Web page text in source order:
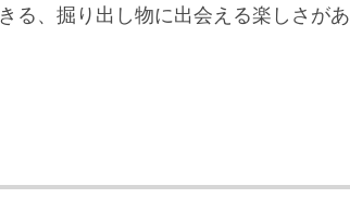
る、掘り出し物に出会える楽しさがあ